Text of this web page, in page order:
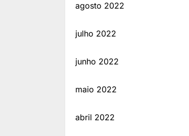
agosto 2022
julho 2022
junho 2022
maio 2022
abril 2022